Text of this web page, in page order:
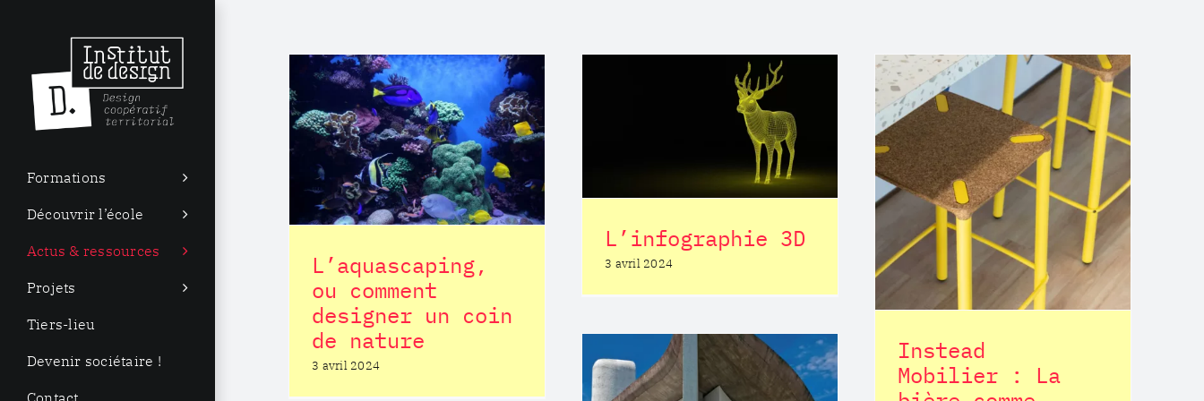
contenu
Formations
Découvrir l’école
Actus & ressources
Projets
Tiers-lieu
Devenir sociétaire !
L’aquascaping, ou
comment designer un
Postiterie
L’aquascaping,
ou comment
designer un coin
de nature
3 avril 2024
L’infographie 3D
Postiterie
L’infographie 3D
3 avril 2024
Instead Mobilier :
La bière comme
matière première
Instead
Mobilier : La